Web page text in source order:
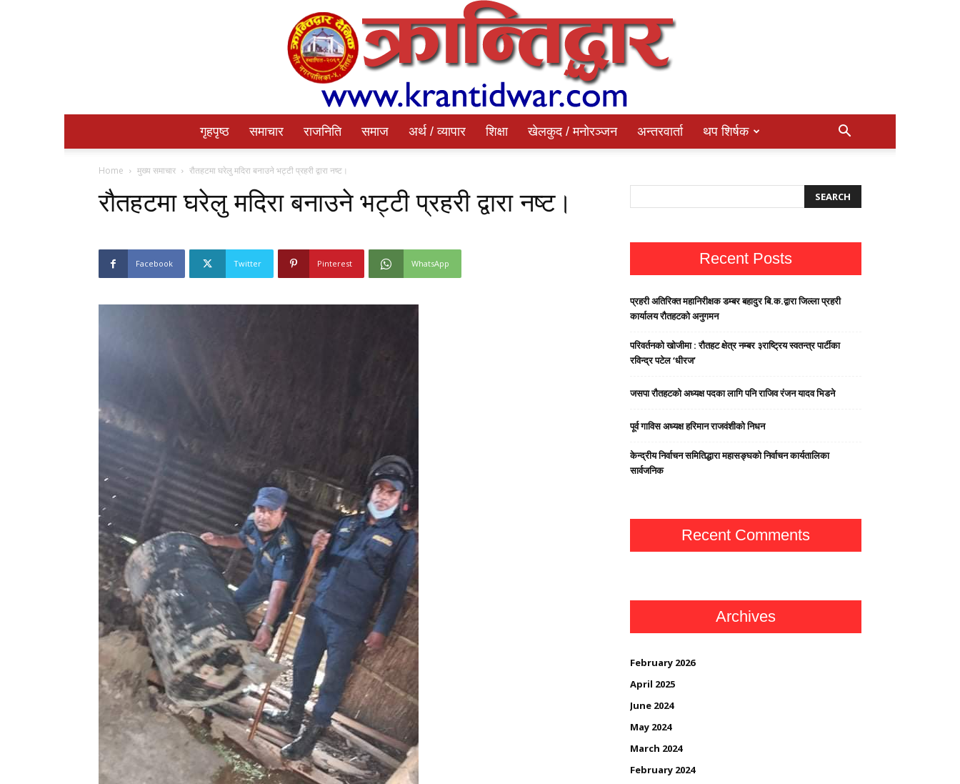
गृहपृष्ठ समाचार राजनिति समाज अर्थ / व्यापार शिक्षा खेलकुद / मनोरञ्जन अन्तरवार्ता थप शिर्षक
Home मुख्य समाचार रौतहटमा घरेलु मदिरा बनाउने भट्टी प्रहरी द्वारा नष्ट।
रौतहटमा घरेलु मदिरा बनाउने भट्टी प्रहरी द्वारा नष्ट।
Facebook Twitter Pinterest WhatsApp Recent Posts
प्रहरी अतिरिक्त महानिरीक्षक डम्बर बहादुर बि.क.द्वारा जिल्ला प्रहरी
कार्यालय रौतहटको अनुगमन
परिवर्तनको खोजीमा : रौतहट क्षेत्र नम्बर ३राष्ट्रिय स्वतन्त्र पार्टीका
रविन्द्र पटेल ‘धीरज’
जसपा राैतहटको अध्यक्ष पदका लागि पनि राजिव रंजन यादव भिडने
पूर्व गाविस अध्यक्ष हरिमान राजवंशीको निधन
केन्द्रीय निर्वाचन समितिद्धारा महासङ्घको निर्वाचन कार्यतालिका
सार्वजनिक
Recent Comments
Archives
February 2026
April 2025
June 2024
May 2024
March 2024
February 2024